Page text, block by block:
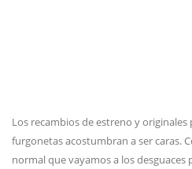
Los recambios de estreno y originales
furgonetas acostumbran a ser caras.
normal que vayamos a los desguaces